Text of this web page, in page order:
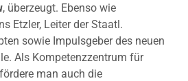
, überzeugt. Ebenso wie
Etzler, Leiter der Staatl.
sowie Impulsgeber des neuen
Als Kompetenzzentrum für
man auch die